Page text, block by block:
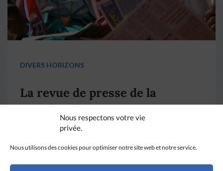
Nous respectons votre vie
privée.
Nous utilisons des cookies pour optimiser notre site web et notre service.
DIVERS HORIZONS
La revue de presse de la
semaine du 18 mars